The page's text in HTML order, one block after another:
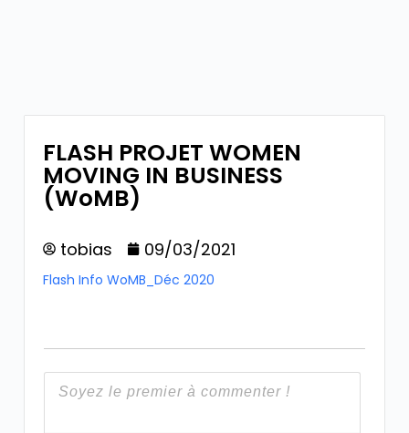
FLASH PROJET WOMEN
MOVING IN BUSINESS
(WoMB)
tobias 09/03/2021
Flash Info WoMB_Déc 2020